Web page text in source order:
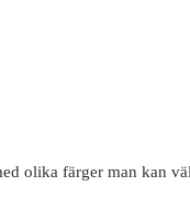
olika färger man kan